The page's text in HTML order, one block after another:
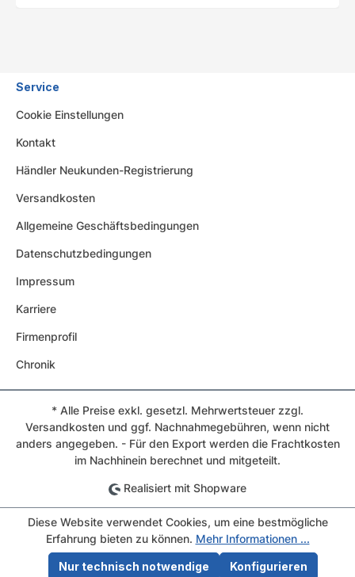
Service
Cookie Einstellungen
Kontakt
Händler Neukunden-Registrierung
Versandkosten
Allgemeine Geschäftsbedingungen
Datenschutzbedingungen
Impressum
Karriere
Firmenprofil
Chronik
* Alle Preise exkl. gesetzl. Mehrwertsteuer zzgl.
Versandkosten und ggf. Nachnahmegebühren, wenn nicht
anders angegeben. - Für den Export werden die Frachtkosten
im Nachhinein berechnet und mitgeteilt.
Realisiert mit Shopware
Diese Website verwendet Cookies, um eine bestmögliche
Erfahrung bieten zu können. Mehr Informationen ...
Nur technisch notwendige Konfigurieren